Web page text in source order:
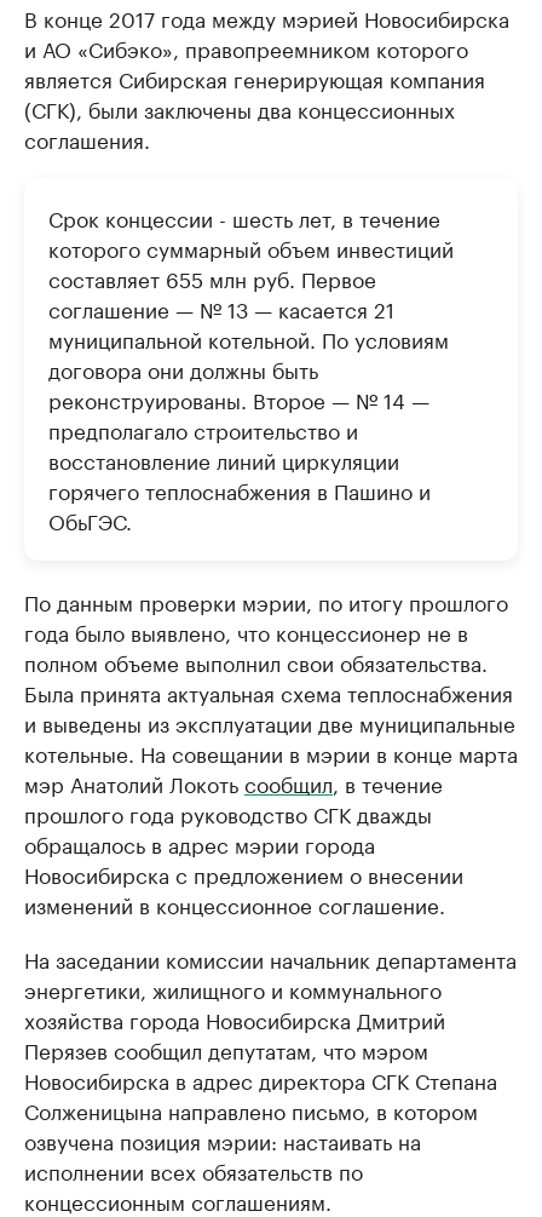
В конце 2017 года между мэрией Новосибирска
и АО «Сибэко», правопреемником которого
является Сибирская генерирующая компания
(СГК), были заключены два концессионных
соглашения.
Срок концессии - шесть лет, в течение
которого суммарный объем инвестиций
составляет 655 млн руб. Первое
соглашение — № 13 — касается 21
муниципальной котельной. По условиям
договора они должны быть
реконструированы. Второе — № 14 —
предполагало строительство и
восстановление линий циркуляции
горячего теплоснабжения в Пашино и
ОбьГЭС.
По данным проверки мэрии, по итогу прошлого
года было выявлено, что концессионер не в
полном объеме выполнил свои обязательства.
Была принята актуальная схема теплоснабжения
и выведены из эксплуатации две муниципальные
котельные. На совещании в мэрии в конце марта
мэр Анатолий Локотьсообщил , в течение
прошлого года руководство СГК дважды
обращалось в адрес мэрии города
Новосибирска с предложением о внесении
изменений в концессионное соглашение.
На заседании комиссии начальник департамента
энергетики, жилищного и коммунального
хозяйства города Новосибирска Дмитрий
Перязев сообщил депутатам, что мэром
Новосибирска в адрес директора СГК Степана
Солженицына направлено письмо, в котором
озвучена позиция мэрии: настаивать на
исполнении всех обязательств по
концессионным соглашениям.